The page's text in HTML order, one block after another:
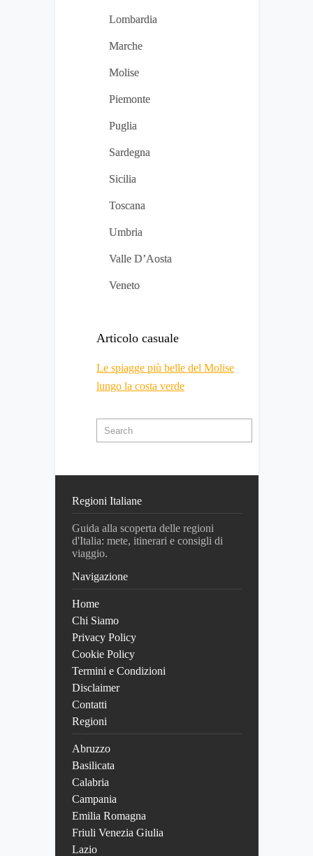
Lombardia
Marche
Molise
Piemonte
Puglia
Sardegna
Sicilia
Toscana
Umbria
Valle D’Aosta
Veneto
Articolo casuale
Le spiagge più belle del Molise
lungo la costa verde
Regioni Italiane
Guida alla scoperta delle regioni
d'Italia: mete, itinerari e consigli di
viaggio.
Navigazione
Home
Chi Siamo
Privacy Policy
Cookie Policy
Termini e Condizioni
Disclaimer
Contatti
Regioni
Abruzzo
Basilicata
Calabria
Campania
Emilia Romagna
Friuli Venezia Giulia
Lazio